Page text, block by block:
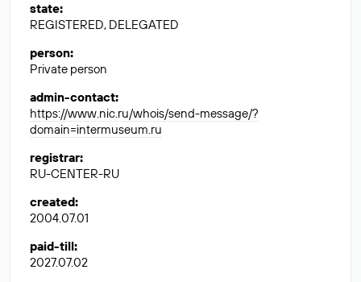
state:
REGISTERED, DELEGATED
person:
Private person
admin-contact:
https://www.nic.ru/whois/send-message/?
domain=intermuseum.ru
registrar:
RU-CENTER-RU
created:
2004.07.01
paid-till:
2027.07.02